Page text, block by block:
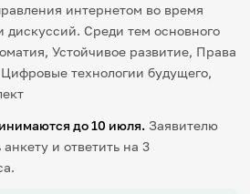
интернетом во время
дискуссий. Среди тем основного
Устойчивое развитие, Права
технологии будущего,
до 10 июля. Заявителю
и ответить на 3